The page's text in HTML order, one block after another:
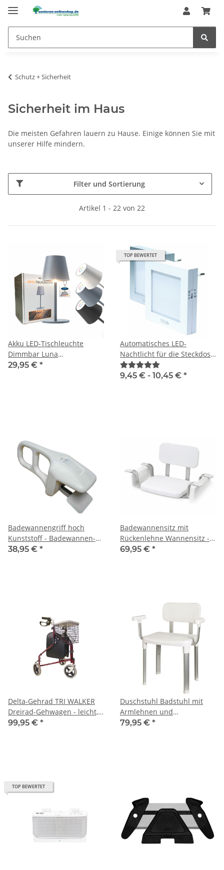
Schutz + Sicherheit
Sicherheit im Haus
Die meisten Gefahren lauern zu Hause. Einige können Sie mit
unserer Hilfe mindern.
Filter und Sortierung
Artikel 1 - 22 von 22
Akku LED-Tischleuchte
Dimmbar Luna
verschiedene Farben und
29,95 € *
TOP BEWERTET
Automatisches LED-
Nachtlicht für die Steckdose,
stromsparend
9,45 € - 10,45 € *
Badewannengriff hoch
Kunststoff - Badewannen-
Einstiegshilfe
38,95 € *
Badewannensitz mit
Rückenlehne Wannensitz -
150 kg belastbar
69,95 € *
Delta-Gehrad TRI WALKER
Dreirad-Gehwagen - leicht,
schmal, wendig
99,95 € *
Duschstuhl Badstuhl mit
Armlehnen und
Rückenlehne verstellbar
79,95 € *
TOP BEWERTET